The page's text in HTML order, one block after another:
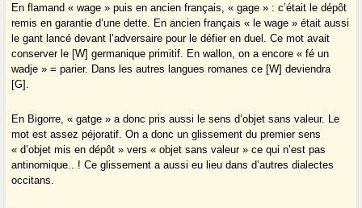
En flamand « wage » puis en ancien français, « gage » : c’était le dépôt
remis en garantie d’une dette. En ancien français « le wage » était aussi
le gant lancé devant l’adversaire pour le défier en duel. Ce mot avait
conserver le [W] germanique primitif. En wallon, on a encore « fé un
wadje » = parier. Dans les autres langues romanes ce [W] deviendra
[G].
En Bigorre, « gatge » a donc pris aussi le sens d’objet sans valeur. Le
mot est assez péjoratif. On a donc un glissement du premier sens
« d’objet mis en dépôt » vers « objet sans valeur » ce qui n’est pas
antinomique.. ! Ce glissement a aussi eu lieu dans d’autres dialectes
occitans.